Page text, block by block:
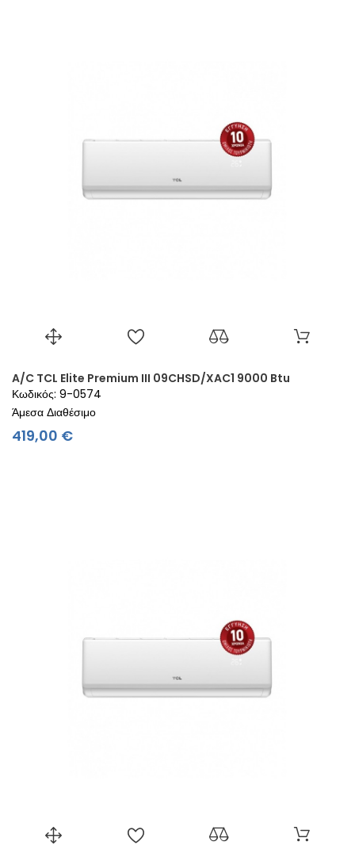
A/C TCL Elite Premium III 09CHSD/XAC1 9000 Btu
Κωδικός: 9-0574
Άμεσα Διαθέσιμο
419,00 €Τιμή